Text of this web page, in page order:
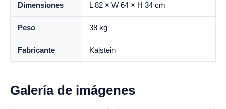
Dimensiones L 82 × W 64 × H 34 cm
Peso 38 kg
Fabricante Kalstein
Galería de imágenes